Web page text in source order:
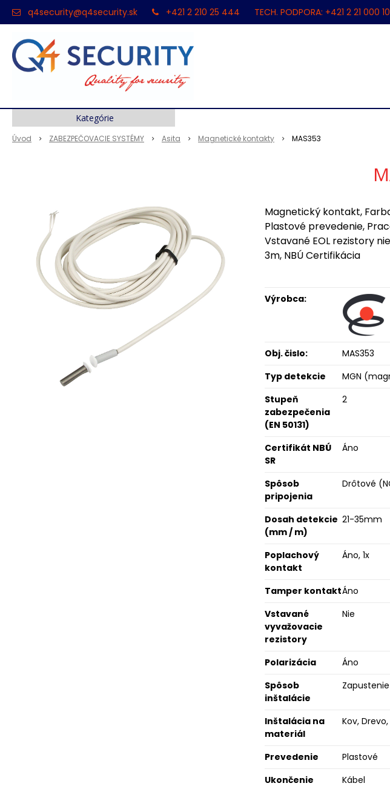
q4security@q4security.sk +421 2 210 25 444 TECH. PODPORA: +421 2 21 000
Úvod ZABEZPEČOVACIE SYSTÉMY Asita Magnetické kontakty MAS353
Magnetický kontakt,
Plastové prevedenie,
Vstavané EOL rezistory
3m, NBÚ Certifikácia
Výrobca:
Obj. čislo:
MAS353
Typ detekcie
MGN
Stupeň
zabezpečenia
(EN 50131)
2
Certifikát NBÚ
SR
Áno
Spôsob
pripojenia
Drôtové
Dosah detekcie
(mm / m)
21-35mm
Poplachový
kontakt
Áno, 1x
Tamper kontaktÁno
Vstavané
vyvažovacie
rezistory
Nie
Polarizácia
Áno
Spôsob
inštalácie
Zapustenie
Inštalácia na
materiál
Kov,
Prevedenie
Plastové
Ukončenie
Kábel
Kategórie